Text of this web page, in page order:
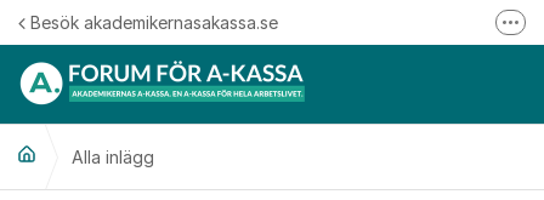
Hoppa till innehåll
Besök akademikernasakassa.se
Alla inlägg